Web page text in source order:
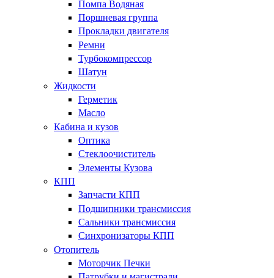
Помпа Водяная
Поршневая группа
Прокладки двигателя
Ремни
Турбокомпрессор
Шатун
Жидкости
Герметик
Масло
Кабина и кузов
Оптика
Стеклоочиститель
Элементы Кузова
КПП
Запчасти КПП
Подшипники трансмиссия
Сальники трансмиссия
Синхронизаторы КПП
Отопитель
Моторчик Печки